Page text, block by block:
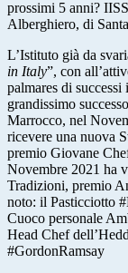
prossimi 5 anni?
Alberghiero, di
L’Istituto già da
in Italy”, con
palmares di
grandissimo
Marrocco, nel
ricevere una nuova
premio Giovane
Novembre 2021 ha
Tradizioni, premio
noto: il Pasticciotto
Cuoco personale
Head Chef
#GordonRamsay